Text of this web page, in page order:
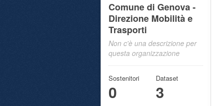
Comune di Genova -
Direzione Mobilità e
Trasporti
Non c'è una descrizione per
questa organizzazione
Sostenitori
0
Dataset
3